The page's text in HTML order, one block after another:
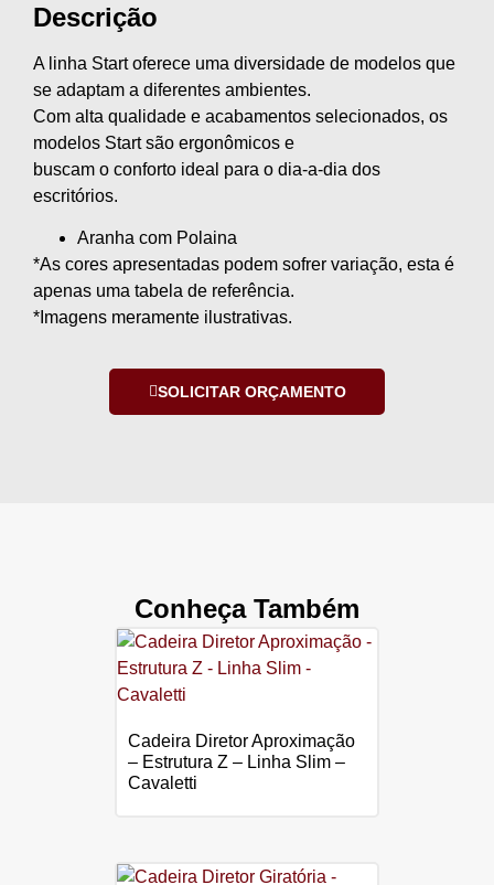
Descrição
A linha Start oferece uma diversidade de modelos que
se adaptam a diferentes ambientes.
Com alta qualidade e acabamentos selecionados, os
modelos Start são ergonômicos e
buscam o conforto ideal para o dia-a-dia dos
escritórios.
Aranha com Polaina
*As cores apresentadas podem sofrer variação, esta é
apenas uma tabela de referência.
*Imagens meramente ilustrativas.
SOLICITAR ORÇAMENTO
Conheça Também
Cadeira Diretor Aproximação
– Estrutura Z – Linha Slim –
Cavaletti